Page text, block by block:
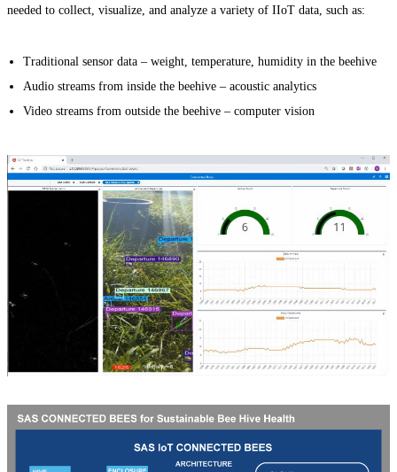
needed to collect, visualize, and analyze a variety of IIoT data, such as:
Traditional sensor data – weight, temperature, humidity in the beehive
Audio streams from inside the beehive – acoustic analytics
Video streams from outside the beehive – computer vision